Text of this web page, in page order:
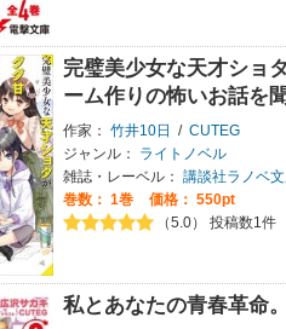
完璧美少女な天才ショ
ーム作りの怖いお話を
作家： 竹井10日 / CUTEG
ジャンル：
ライトノベル
雑誌・レーベル： 講談社ラノベ
巻数： 1巻
価格： 550pt
（5.0） 投稿数1件
私とあなたの青春革命。